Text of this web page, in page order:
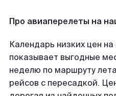
Про авиаперелеты на
Календарь низких цен
показывает выгодные
неделю по маршруту
рейсов с пересадкой.